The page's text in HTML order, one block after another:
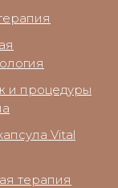
и процедуры
Vital
терапия